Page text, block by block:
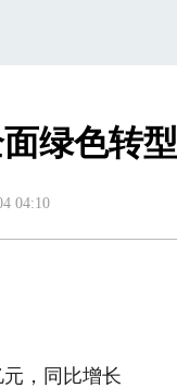
绿色转型
04:10
，同比增长